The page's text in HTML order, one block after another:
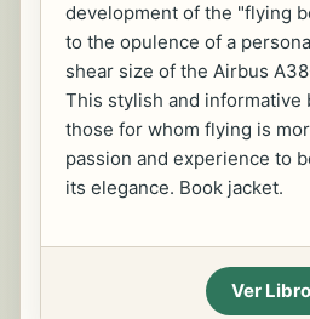
development of the "flying
to the opulence of a
shear size of the Airbus
This stylish and
those for whom flying is
passion and experience to
its elegance. Book jacket.
Ver Libro